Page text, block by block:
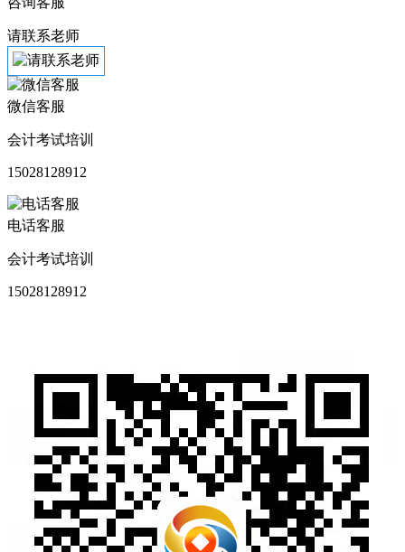
请联系老师
微信客服
会计考试培训
15028128912
电话客服
会计考试培训
15028128912